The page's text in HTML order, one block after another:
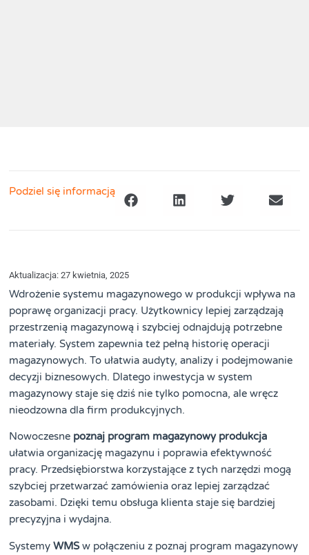
Podziel się informacją
Aktualizacja: 27 kwietnia, 2025
Wdrożenie systemu magazynowego w produkcji wpływa na
poprawę organizacji pracy. Użytkownicy lepiej zarządzają
przestrzenią magazynową i szybciej odnajdują potrzebne
materiały. System zapewnia też pełną historię operacji
magazynowych. To ułatwia audyty, analizy i podejmowanie
decyzji biznesowych. Dlatego inwestycja w system
magazynowy staje się dziś nie tylko pomocna, ale wręcz
nieodzowna dla firm produkcyjnych.
Nowoczesne poznaj program magazynowy produkcja
ułatwia organizację magazynu i poprawia efektywność
pracy. Przedsiębiorstwa korzystające z tych narzędzi mogą
szybciej przetwarzać zamówienia oraz lepiej zarządzać
zasobami. Dzięki temu obsługa klienta staje się bardziej
precyzyjna i wydajna.
SystemyWMSw połączeniu z poznaj program magazynowy